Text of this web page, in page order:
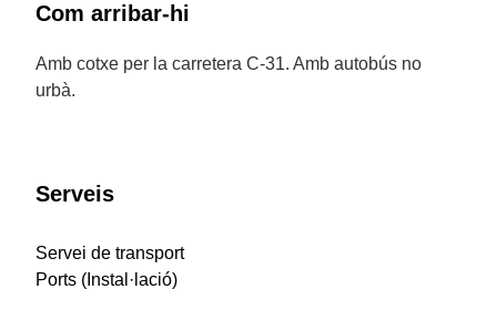
Com arribar-hi
Amb cotxe per la carretera C-31. Amb autobús no
urbà.
Serveis
Servei de transport
Ports (Instal·lació)